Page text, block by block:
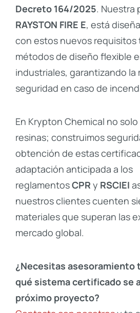
Decreto 164/2025. Nuestra
RAYSTON FIRE E, está
con estos nuevos requisitos
métodos de diseño flexible
industriales, garantizando la
seguridad en caso de
En Krypton Chemical no
resinas; construimos
obtención de estas
adaptación anticipada a los
reglamentosCPR y RSCIEI
nuestros clientes cuenten
materiales que superan las
mercado global.
¿Necesitas asesoramiento
qué sistema certificado se
próximo proyecto?